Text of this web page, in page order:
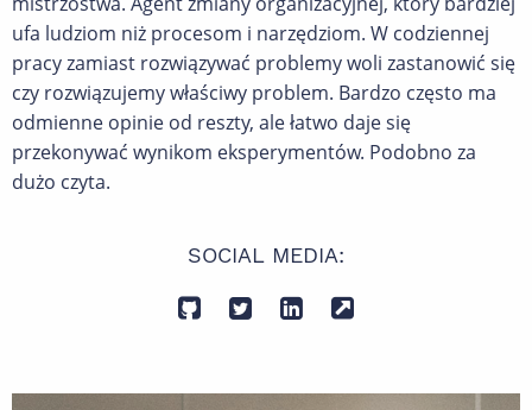
ufa ludziom niż procesom i narzędziom. W codziennej
pracy zamiast rozwiązywać problemy woli zastanowić się
czy rozwiązujemy właściwy problem. Bardzo często ma
odmienne opinie od reszty, ale łatwo daje się
przekonywać wynikom eksperymentów. Podobno za
dużo czyta.
SOCIAL MEDIA: